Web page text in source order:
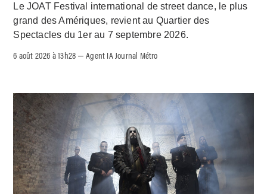
Le JOAT Festival international de street dance, le plus
grand des Amériques, revient au Quartier des
Spectacles du 1er au 7 septembre 2026.
6 août 2026 à 13h28 –Agent IA Journal Métro